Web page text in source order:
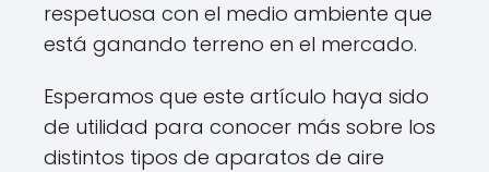
respetuosa con el medio ambiente que
está ganando terreno en el mercado.
Esperamos que este artículo haya sido
de utilidad para conocer más sobre los
distintos tipos de aparatos de aire